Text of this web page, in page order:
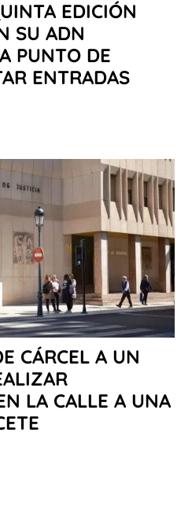
EDICIÓN
SU ADN
PUNTO DE
ENTRADAS
CÁRCEL A UN
LA CALLE A UNA